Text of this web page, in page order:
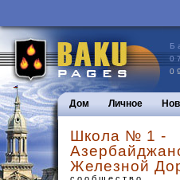
Дом Личное
Школа № 1 -
Железной